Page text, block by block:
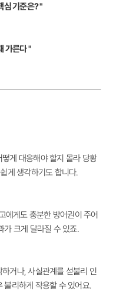
심 기준은?"
가른다"
게 대응해야 할지 몰라 당황
게 생각하기도 합니다.
에게도 충분한 방어권이 주어
가 크게 달라질 수 있죠.
거나, 사실관계를 섣불리 인
불리하게 작용할 수 있어요.